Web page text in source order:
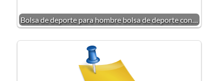
Bolsa de deporte para hombre bolsa de deporte con…